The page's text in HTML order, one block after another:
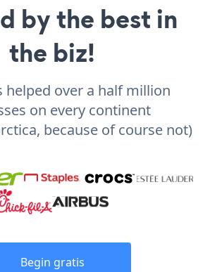
by the best in
the biz!
helped over a half million
on every continent
because of course not)
Begin gratis